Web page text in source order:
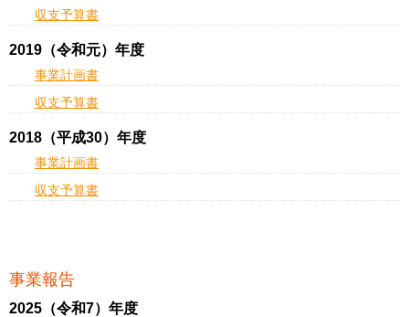
収支予算書
2019（令和元）年度
事業計画書
収支予算書
2018（平成30）年度
事業計画書
収支予算書
事業報告
2025（令和7）年度